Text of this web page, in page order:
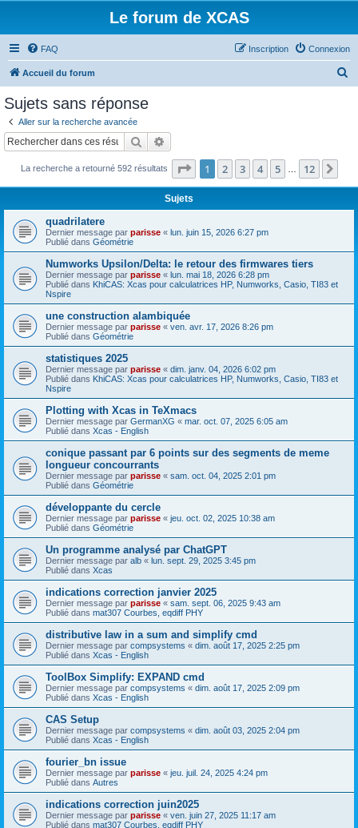
Le forum de XCAS
FAQ Connexion
Inscription
Accueil du forum
c
Sujets sans réponse
Aller sur la recherche avancée
Rechercher
La recherche a retourné 592 résultats Page 1sur12
1 2 3 4 5 12
Sujets
quadrilatere
Dernier message par parisse « lun. juin 15, 2026 6:27 pm
Publié dans Géométrie
Numworks Upsilon/Delta: le retour des firmwares tiers
Dernier message par parisse « lun. mai 18, 2026 6:28 pm
Publié dans KhiCAS: Xcas pour calculatrices HP, Numworks, Casio, TI83 et
Nspire
une construction alambiquée
Dernier message par parisse « ven. avr. 17, 2026 8:26 pm
Publié dans Géométrie
statistiques 2025
Dernier message par parisse « dim. janv. 04, 2026 6:02 pm
Publié dans KhiCAS: Xcas pour calculatrices HP, Numworks, Casio, TI83 et
Nspire
Plotting with Xcas in TeXmacs
Dernier message par GermanXG « mar. oct. 07, 2025 6:05 am
Publié dans Xcas - English
conique passant par 6 points sur des segments de meme
longueur concourrants
Dernier message par parisse « sam. oct. 04, 2025 2:01 pm
Publié dans Géométrie
développante du cercle
Dernier message par parisse « jeu. oct. 02, 2025 10:38 am
Publié dans Géométrie
Un programme analysé par ChatGPT
Dernier message par alb « lun. sept. 29, 2025 3:45 pm
Publié dans Xcas
indications correction janvier 2025
Dernier message par parisse « sam. sept. 06, 2025 9:43 am
Publié dans mat307 Courbes, eqdiff PHY
distributive law in a sum and simplify cmd
Dernier message par compsystems « dim. août 17, 2025 2:25 pm
Publié dans Xcas - English
ToolBox Simplify: EXPAND cmd
Dernier message par compsystems « dim. août 17, 2025 2:09 pm
Publié dans Xcas - English
CAS Setup
Dernier message par compsystems « dim. août 03, 2025 2:04 pm
Publié dans Xcas - English
fourier_bn issue
Dernier message par parisse « jeu. juil. 24, 2025 4:24 pm
Publié dans Autres
indications correction juin2025
Dernier message par parisse « ven. juin 27, 2025 11:17 am
Publié dans mat307 Courbes, eqdiff PHY